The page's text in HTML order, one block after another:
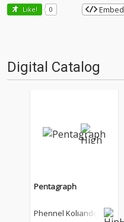
Like! 0 Embed
Digital Catalog
Pentagraph
Phennel Koliander